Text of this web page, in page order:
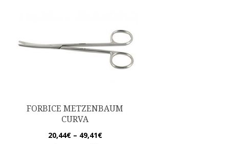
FORBICE METZENBAUM
CURVA
20,44€– 49,41€